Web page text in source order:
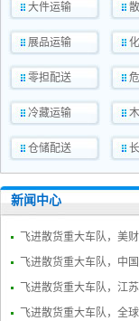
大件运输
展品运输
零担配送
冷藏运输
仓储配送
新闻中心
飞进散货重大车队，美
飞进散货重大车队，中
飞进散货重大车队，江
飞进散货重大车队，全